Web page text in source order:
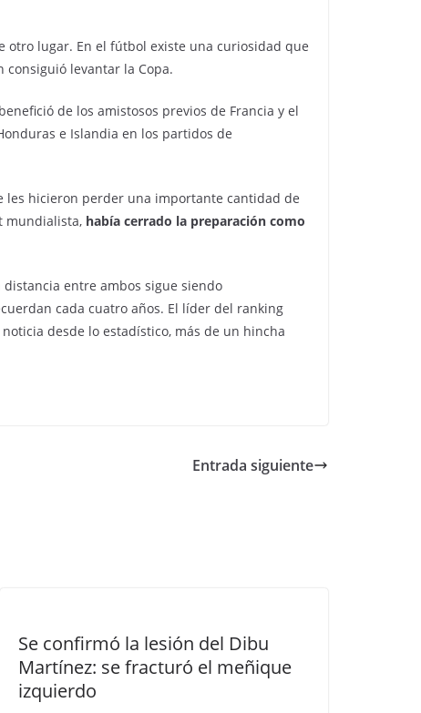
lugar. En el fútbol existe una curiosidad que
consiguió levantar la Copa.
de los amistosos previos de Francia y el
e Islandia en los partidos de
les hicieron perder una importante cantidad de
mundialista, había cerrado la preparación como
distancia entre ambos sigue siendo
cada cuatro años. El líder del ranking
desde lo estadístico, más de un hincha
Entrada siguiente
Se confirmó la lesión del Dibu
Martínez: se fracturó el meñique
izquierdo